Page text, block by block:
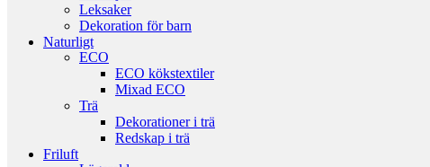
Leksaker
Dekoration för barn
Naturligt
ECO
ECO kökstextiler
Mixad ECO
Trä
Dekorationer i trä
Redskap i trä
Friluft